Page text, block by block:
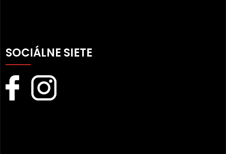
SOCIÁLNE SIETE